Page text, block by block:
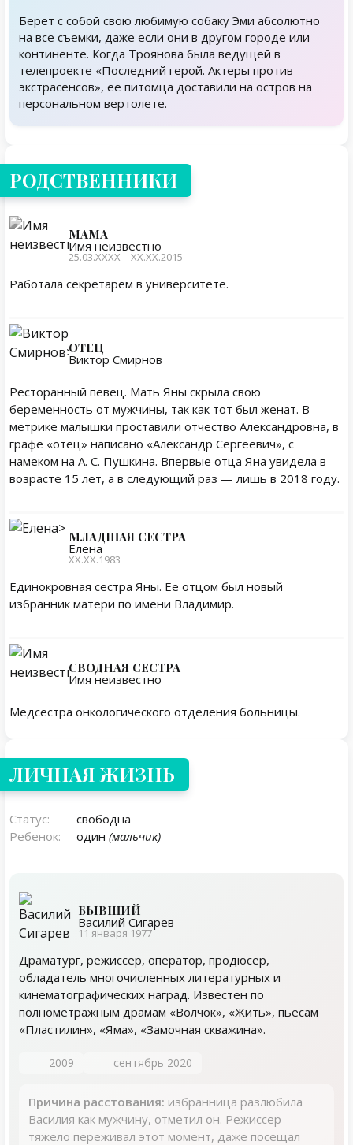
Берет с собой свою любимую собаку Эми абсолютно
на все съемки, даже если они в другом городе или
континенте. Когда Троянова была ведущей в
телепроекте «Последний герой. Актеры против
экстрасенсов», ее питомца доставили на остров на
персональном вертолете.
Родственники
РОДСТВЕННИКИ
МАМА
Имя неизвестно
25.03.ХХХХ – ХХ.ХХ.2015
Работала секретарем в университете.
ОТЕЦ
Виктор Смирнов
Ресторанный певец. Мать Яны скрыла свою
беременность от мужчины, так как тот был женат. В
метрике малышки проставили отчество Александровна, в
графе «отец» написано «Александр Сергеевич», с
намеком на А. С. Пушкина. Впервые отца Яна увидела в
возрасте 15 лет, а в следующий раз — лишь в 2018 году.
МЛАДШАЯ СЕСТРА
Елена
ХХ.ХХ.1983
Единокровная сестра Яны. Ее отцом был новый
избранник матери по имени Владимир.
СВОДНАЯ СЕСТРА
Имя неизвестно
Медсестра онкологического отделения больницы.
Личная жизнь
ЛИЧНАЯ ЖИЗНЬ
Статус:
свободна
Ребенок:
один (мальчик)
БЫВШИЙ
Василий Сигарев
11 января 1977
Драматург, режиссер, оператор, продюсер,
обладатель многочисленных литературных и
кинематографических наград. Известен по
полнометражным драмам «Волчок», «Жить», пьесам
«Пластилин», «Яма», «Замочная скважина».
2009 сентябрь 2020
Причина расстования: избранница разлюбила
Василия как мужчину, отметил он. Режиссер
тяжело переживал этот момент, даже посещал